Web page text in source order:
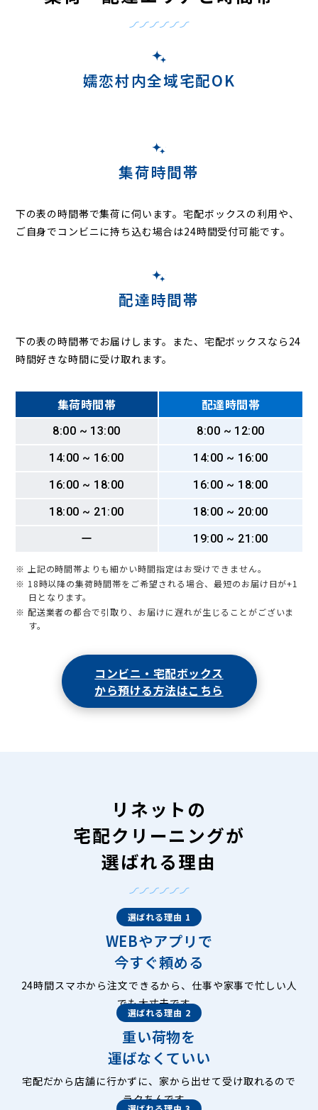
嬬恋村内全域宅配OK
集荷時間帯
下の表の時間帯で集荷に伺います。宅配ボックスの利用や、
ご自身でコンビニに持ち込む場合は24時間受付可能です。
配達時間帯
下の表の時間帯でお届けします。また、宅配ボックスなら24
時間好きな時間に受け取れます。
集荷時間帯 配達時間帯
8:00 ~ 13:00
8:00 ~ 12:00
14:00 ~ 16:00
14:00 ~ 16:00
16:00 ~ 18:00
16:00 ~ 18:00
18:00 ~ 21:00
18:00 ~ 20:00
ー
19:00 ~ 21:00
※ 上記の時間帯よりも細かい時間指定はお受けできません。
※ 18時以降の集荷時間帯をご希望される場合、最短のお届け日が+1
日となります。
※ 配送業者の都合で引取り、お届けに遅れが生じることがございま
す。
コンビニ・宅配ボックス
から預ける方法はこちら
リネットの
宅配クリーニングが
選ばれる理由
選ばれる理由 1
WEBやアプリで
今すぐ頼める
24時間スマホから注文できるから、仕事や家事で忙しい人
でも大丈夫です。
選ばれる理由 2
重い荷物を
運ばなくていい
宅配だから店舗に行かずに、家から出せて受け取れるので
ラクちんです。